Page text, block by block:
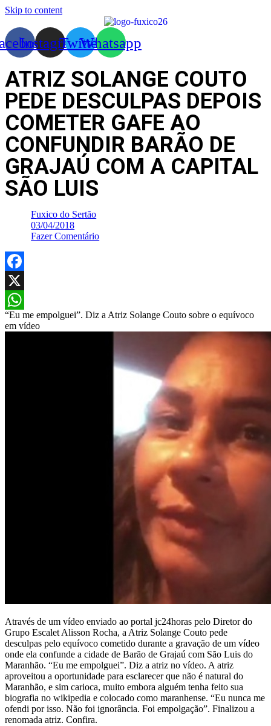
Skip to content
InstagramTwitterWhatsapp
ATRIZ SOLANGE COUTO
PEDE DESCULPAS DEPOIS
COMETER GAFE AO
CONFUNDIR BARÃO DE
GRAJAÚ COM A CAPITAL
SÃO LUIS
Fuxico do Sertão
03/04/2018
Fazer Comentário
Facebook
X
WhatsApp
“Eu me empolguei”. Diz a Atriz Solange Couto sobre o equívoco
em vídeo
Através de um vídeo enviado ao portal jc24horas pelo Diretor do
Grupo Escalet Alisson Rocha, a Atriz Solange Couto pede
desculpas pelo equívoco cometido durante a gravação de um vídeo
onde ela confunde a cidade de Barão de Grajaú com São Luis do
Maranhão. “Eu me empolguei”. Diz a atriz no vídeo. A atriz
aproveitou a oportunidade para esclarecer que não é natural do
Maranhão, e sim carioca, muito embora alguém tenha feito sua
biografia no wikipedia e colocado como maranhense. “Eu nunca me
ofendi por isso. Não foi ignorância. Foi empolgação”. Finalizou a
renomada atriz. Confira.